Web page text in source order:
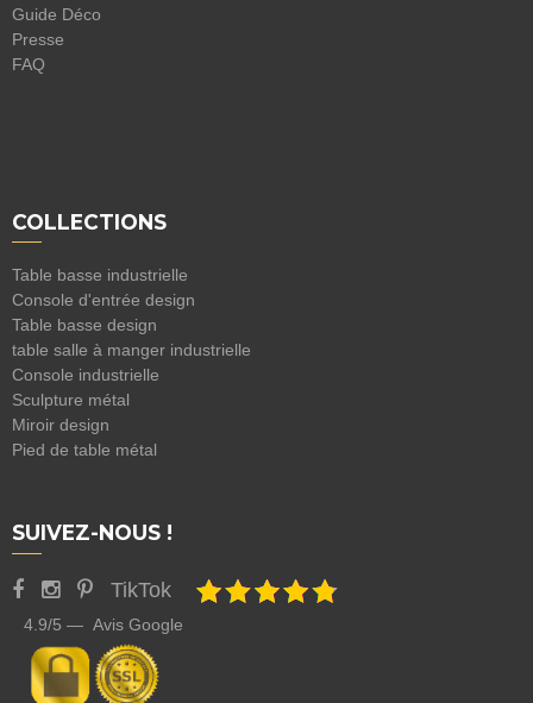
Guide Déco
Presse
FAQ
COLLECTIONS
Table basse industrielle
Console d'entrée design
Table basse design
table salle à manger industrielle
Console industrielle
Sculpture métal
Miroir design
Pied de table métal
SUIVEZ-NOUS !
TikTok
4.9/5 — Avis Google